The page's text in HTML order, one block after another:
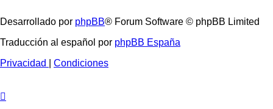
Desarrollado por phpBB® Forum Software © phpBB Limited
Traducción al español por phpBB España
Privacidad
Condiciones